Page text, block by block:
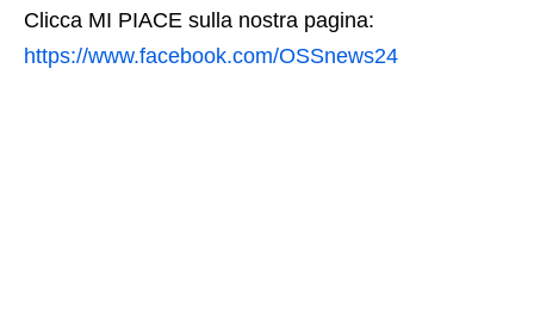
Clicca MI PIACE sulla nostra pagina:
https://www.facebook.com/OSSnews24